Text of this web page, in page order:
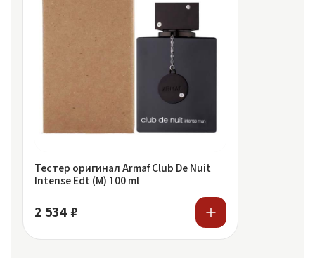
Тестер оригинал Armaf Club De Nuit
Intense Edt (M) 100 ml
2 534 ₽